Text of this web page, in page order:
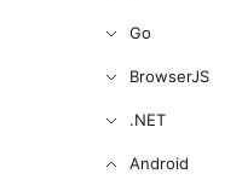
Go
BrowserJS
.NET
Android